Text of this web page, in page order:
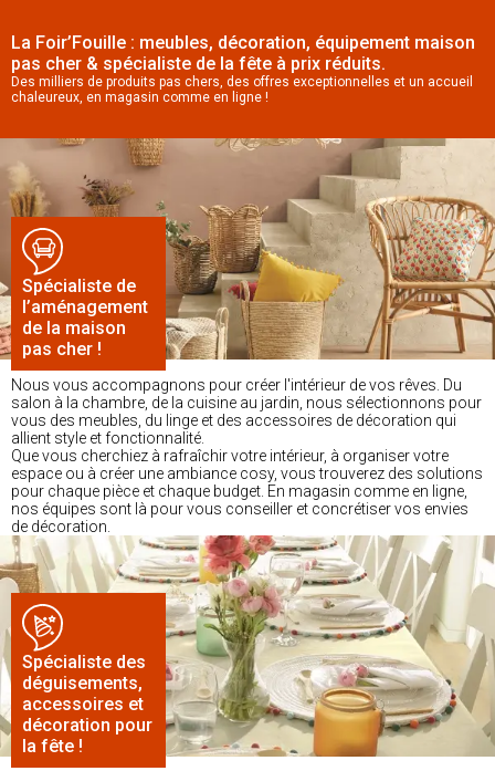
La Foir’Fouille : meubles, décoration, équipement maison
pas cher & spécialiste de la fête à prix réduits.
Des milliers de produits pas chers, des offres exceptionnelles et un accueil
chaleureux, en magasin comme en ligne !
Spécialiste de
l’aménagement
de la maison
pas cher !
Nous vous accompagnons pour créer l'intérieur de vos rêves. Du
salon à la chambre, de la cuisine au jardin, nous sélectionnons pour
vous des meubles, du linge et des accessoires de décoration qui
allient style et fonctionnalité.
Que vous cherchiez à rafraîchir votre intérieur, à organiser votre
espace ou à créer une ambiance cosy, vous trouverez des solutions
pour chaque pièce et chaque budget. En magasin comme en ligne,
nos équipes sont là pour vous conseiller et concrétiser vos envies
de décoration.
Spécialiste des
déguisements,
accessoires et
décoration pour
la fête !